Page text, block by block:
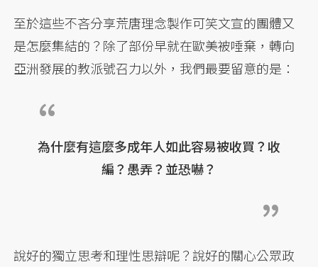
至於這些不吝分享荒唐理念製作可笑文宣的團體又
是怎麼集結的？除了部份早就在歐美被唾棄，轉向
亞洲發展的教派號召力以外，我們最要留意的是：
為什麼有這麼多成年人如此容易被收買？收
編？愚弄？並恐嚇？
說好的獨立思考和理性思辯呢？說好的關心公眾政